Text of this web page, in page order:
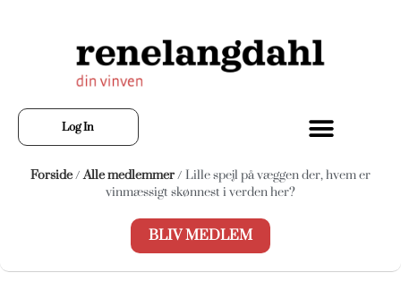
Log In
Forside/Alle medlemmer/ Lille spejl på væggen der, hvem er
vinmæssigt skønnest i verden her?
BLIV MEDLEM